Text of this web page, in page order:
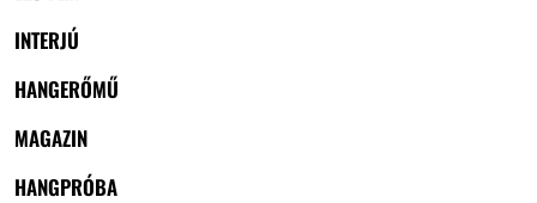
INTERJÚ
HANGERŐMŰ
MAGAZIN
HANGPRÓBA